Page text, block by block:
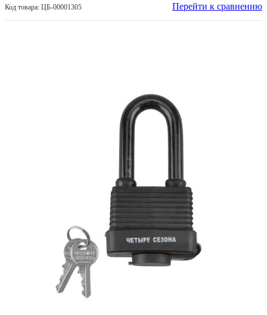
Код товара: ЦБ-00001305 Перейти к сравнению